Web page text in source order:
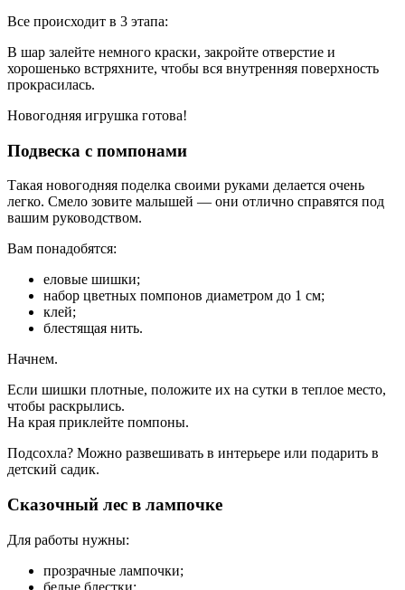
Все происходит в 3 этапа:
В шар залейте немного краски, закройте отверстие и
хорошенько встряхните, чтобы вся внутренняя поверхность
прокрасилась.
Новогодняя игрушка готова!
Подвеска с помпонами
Такая новогодняя поделка своими руками делается очень
легко. Смело зовите малышей — они отлично справятся под
вашим руководством.
Вам понадобятся:
еловые шишки;
набор цветных помпонов диаметром до 1 см;
клей;
блестящая нить.
Начнем.
Если шишки плотные, положите их на сутки в теплое место,
чтобы раскрылись.
На края приклейте помпоны.
Подсохла? Можно развешивать в интерьере или подарить в
детский садик.
Сказочный лес в лампочке
Для работы нужны:
прозрачные лампочки;
белые блестки;